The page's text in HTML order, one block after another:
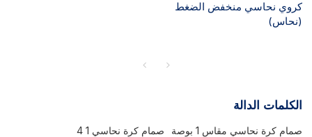
كروي نحاسي منخفض الضغط
(نحاس)
الكلمات الدالة
صمام كرة نحاسي مقاس 1 بوصة
صمام كرة نحاسي 1 4